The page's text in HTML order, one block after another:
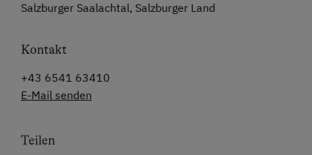
Salzburger Saalachtal, Salzburger Land
Kontakt
+43 6541 63410
E-Mail senden
Teilen